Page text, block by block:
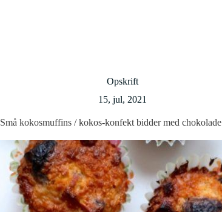
Opskrift
15, jul, 2021
Små kokosmuffins / kokos-konfekt bidder med chokolade